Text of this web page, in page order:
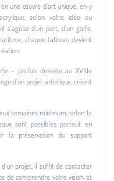
une œuvre d’art unique, en y
selon votre idée ou
s’agisse d’un port, d’un golfe,
chaque tableau devient
– parfois dressée au XVIIIe
d’un projet artistique, créant
semaines minimum, selon la
sont possibles partout en
la préservation du support
projet, il suffit de contacter
de comprendre votre vision et